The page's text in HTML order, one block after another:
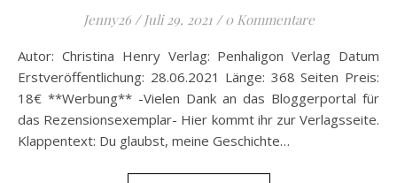
Jenny26 / Juli 29, 2021 / 0 Kommentare
Autor: Christina Henry Verlag: Penhaligon Verlag Datum
Erstveröffentlichung: 28.06.2021 Länge: 368 Seiten Preis:
18€ **Werbung** -Vielen Dank an das Bloggerportal für
das Rezensionsexemplar- Hier kommt ihr zur Verlagsseite.
Klappentext: Du glaubst, meine Geschichte…